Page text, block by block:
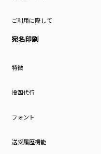
ご利用に際して
宛名印刷
特徴
投函代行
フォント
送受履歴機能